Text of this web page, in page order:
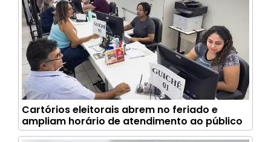
Cartórios eleitorais abrem no feriado e
ampliam horário de atendimento ao público